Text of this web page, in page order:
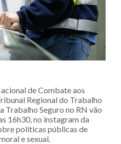
de Combate aos
Regional do Trabalho
Trabalho Seguro no RN vão
16h30, no instagram da
políticas públicas de
e sexual.